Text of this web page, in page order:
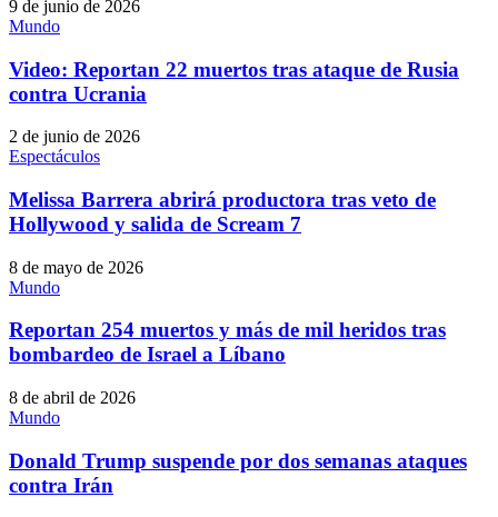
9 de junio de 2026
Mundo
Video: Reportan 22 muertos tras ataque de Rusia
contra Ucrania
2 de junio de 2026
Espectáculos
Melissa Barrera abrirá productora tras veto de
Hollywood y salida de Scream 7
8 de mayo de 2026
Mundo
Reportan 254 muertos y más de mil heridos tras
bombardeo de Israel a Líbano
8 de abril de 2026
Mundo
Donald Trump suspende por dos semanas ataques
contra Irán